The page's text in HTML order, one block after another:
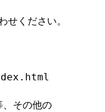
せください。
その他の